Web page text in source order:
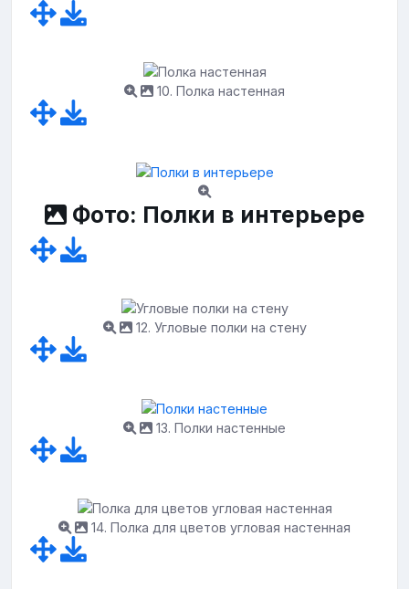
10. Полка настенная
Фото: Полки в интерьере
12. Угловые полки на стену
13. Полки настенные
14. Полка для цветов угловая настенная